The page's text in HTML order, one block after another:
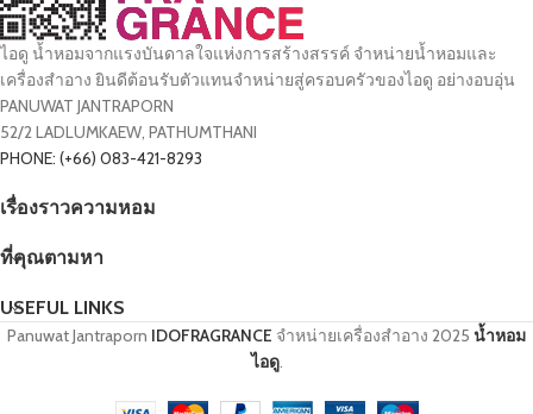
ไอดู น้ำหอมจากแรงบันดาลใจแห่งการสร้างสรรค์ จำหน่ายน้ำหอมและ
เครื่องสำอาง ยินดีต้อนรับตัวแทนจำหน่ายสู่ครอบครัวของไอดู อย่างอบอุ่น
PANUWAT JANTRAPORN
52/2 LADLUMKAEW, PATHUMTHANI
PHONE: (+66) 083-421-8293
เรื่องราวความหอม
ที่คุณตามหา
USEFUL LINKS
Panuwat Jantraporn IDOFRAGRANCE จำหน่ายเครื่องสำอาง 2025 น้ำหอม
ไอดู.